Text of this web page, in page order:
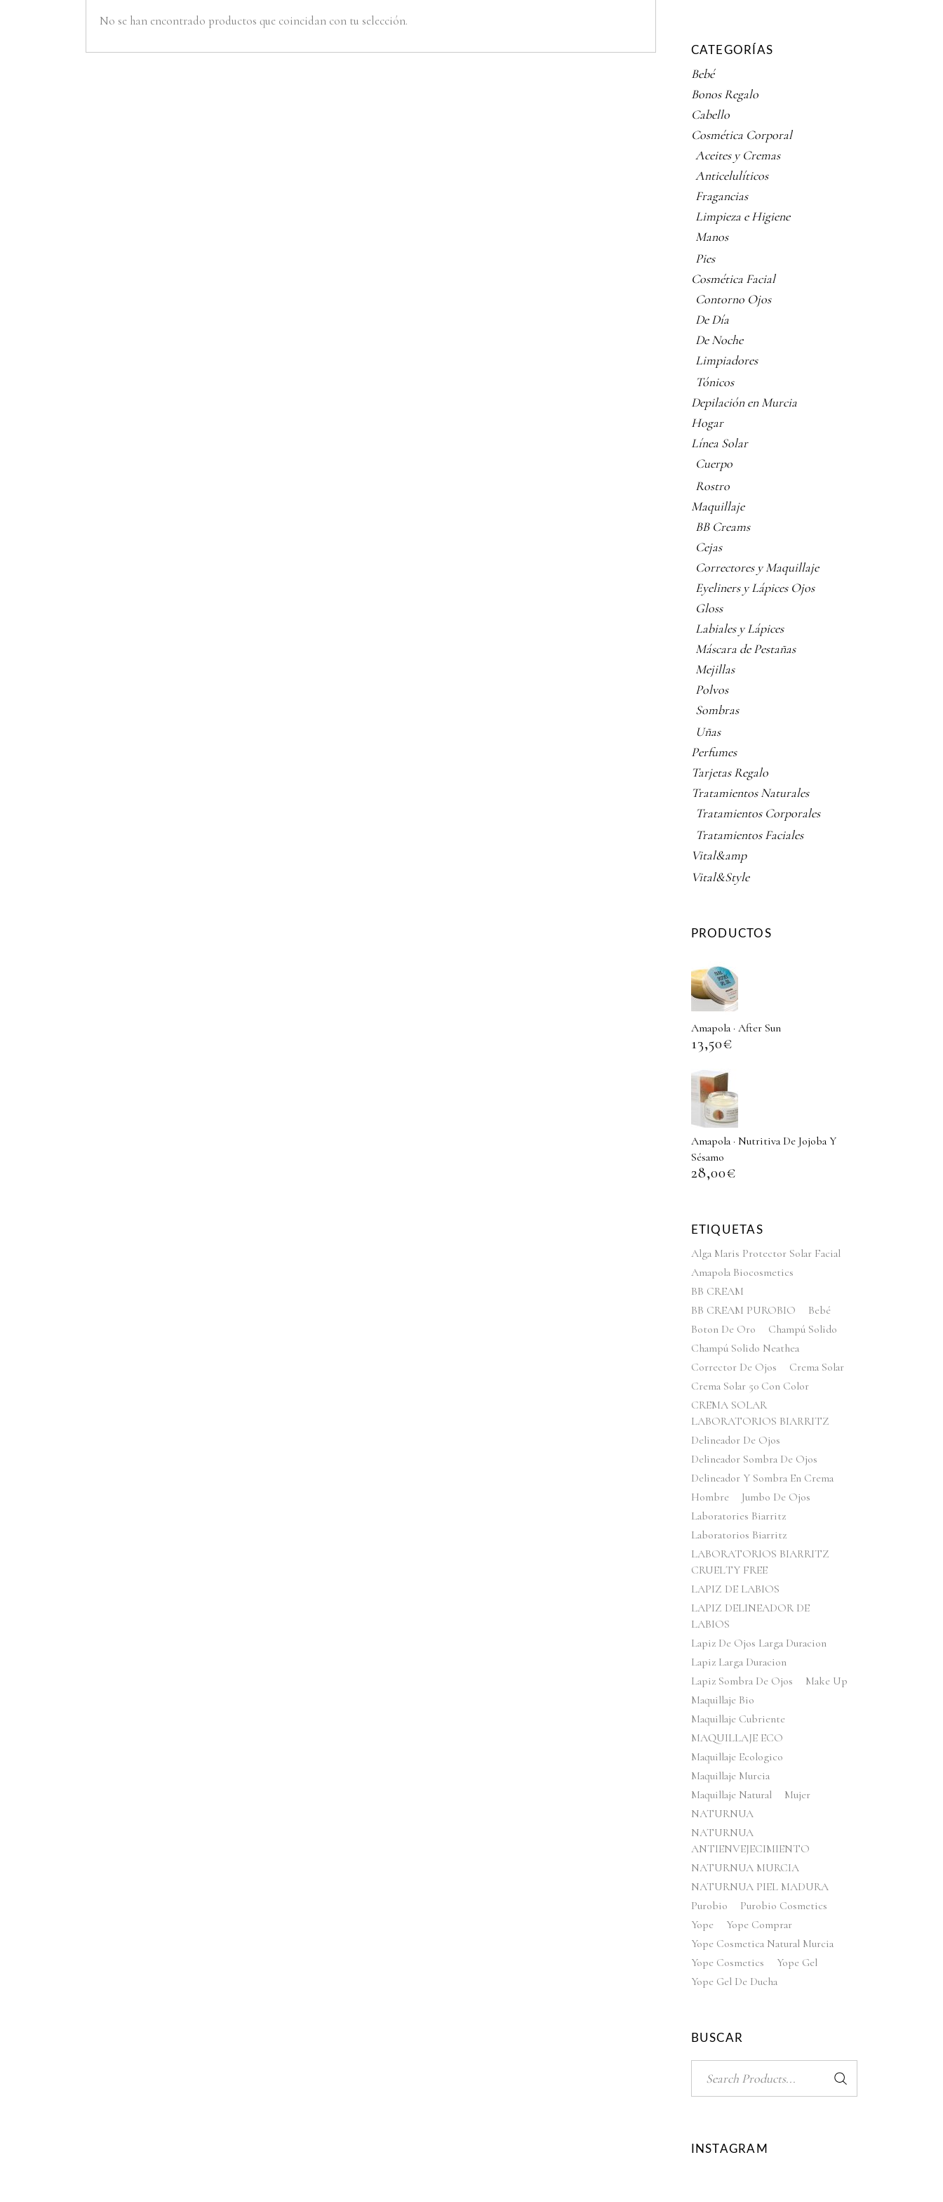
No se han encontrado productos que coincidan con tu selección.
CATEGORÍAS
Bebé
Bonos Regalo
Cabello
Cosmética Corporal
Aceites y Cremas
Anticelulíticos
Fragancias
Limpieza e Higiene
Manos
Pies
Cosmética Facial
Contorno Ojos
De Día
De Noche
Limpiadores
Tónicos
Depilación en Murcia
Hogar
Línea Solar
Cuerpo
Rostro
Maquillaje
BB Creams
Cejas
Correctores y Maquillaje
Eyeliners y Lápices Ojos
Gloss
Labiales y Lápices
Máscara de Pestañas
Mejillas
Polvos
Sombras
Uñas
Perfumes
Tarjetas Regalo
Tratamientos Naturales
Tratamientos Corporales
Tratamientos Faciales
Vital&amp
Vital&Style
PRODUCTOS
Amapola · After Sun
13,50€
Amapola · Nutritiva De Jojoba Y
Sésamo
28,00€
ETIQUETAS
Alga Maris Protector Solar Facial
Amapola Biocosmetics
BB CREAM
BB CREAM PUROBIO
Bebé
Boton De Oro
Champú Solido
Champú Solido Neathea
Corrector De Ojos
Crema Solar
Crema Solar 50 Con Color
CREMA SOLAR
LABORATORIOS BIARRITZ
Delineador De Ojos
Delineador Sombra De Ojos
Delineador Y Sombra En Crema
Hombre
Jumbo De Ojos
Laboratories Biarritz
Laboratorios Biarritz
LABORATORIOS BIARRITZ
CRUELTY FREE
LAPIZ DE LABIOS
LAPIZ DELINEADOR DE
LABIOS
Lapiz De Ojos Larga Duracion
Lapiz Larga Duracion
Lapiz Sombra De Ojos
Make Up
Maquillaje Bio
Maquillaje Cubriente
MAQUILLAJE ECO
Maquillaje Ecologico
Maquillaje Murcia
Maquillaje Natural
Mujer
NATURNUA
NATURNUA
ANTIENVEJECIMIENTO
NATURNUA MURCIA
NATURNUA PIEL MADURA
Purobio
Purobio Cosmetics
Yope
Yope Comprar
Yope Cosmetica Natural Murcia
Yope Cosmetics
Yope Gel
Yope Gel De Ducha
BUSCAR
INSTAGRAM